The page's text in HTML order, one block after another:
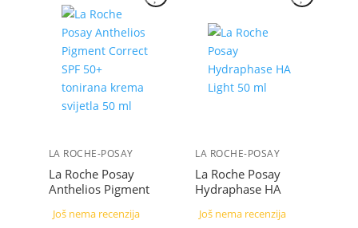
LA ROCHE-POSAY
La Roche Posay
Anthelios Pigment
tonirana krema
Još nema recenzija
LA ROCHE-POSAY
La Roche Posay
Hydraphase HA
Još nema recenzija